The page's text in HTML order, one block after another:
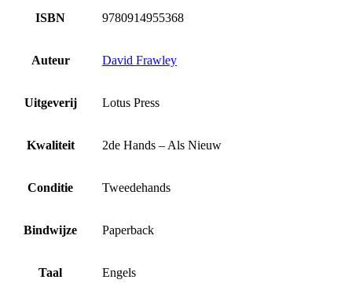
ISBN 9780914955368
Auteur David Frawley
Uitgeverij Lotus Press
Kwaliteit 2de Hands – Als Nieuw
Conditie Tweedehands
Bindwijze Paperback
Taal Engels